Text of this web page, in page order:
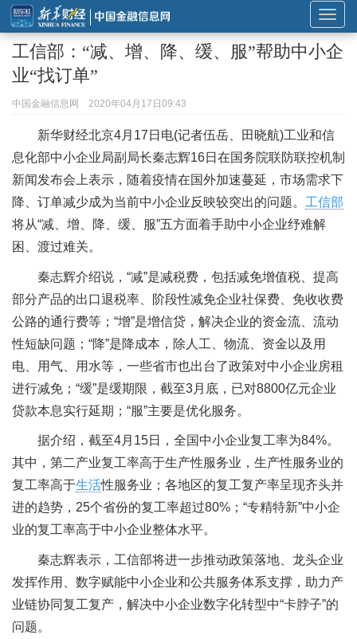
展
开
或
导
航
工信部：“减、增、降、缓、服”帮助中小企
业“找订单”
中国金融信息网 2020年04月17日09:43
新华财经北京4月17日电(记者伍岳、田晓航)工业和信
息化部中小企业局副局长秦志辉16日在国务院联防联控机制
新闻发布会上表示，随着疫情在国外加速蔓延，市场需求下
降、订单减少成为当前中小企业反映较突出的问题。 工信部
将从“减、增、降、缓、服”五方面着手助中小企业纾难解
困、渡过难关。
秦志辉介绍说，“减”是减税费，包括减免增值税、提高
部分产品的出口退税率、阶段性减免企业社保费、免收收费
公路的通行费等；“增”是增信贷，解决企业的资金流、流动
性短缺问题；“降”是降成本，除人工、物流、资金以及用
电、用气、用水等，一些省市也出台了政策对中小企业房租
进行减免；“缓”是缓期限，截至3月底，已对8800亿元企业
贷款本息实行延期；“服”主要是优化服务。
据介绍，截至4月15日，全国中小企业复工率为84%。
其中，第二产业复工率高于生产性服务业，生产性服务业的
复工率高于生活性服务业；各地区的复工复产率呈现齐头并
进的趋势，25个省份的复工率超过80%；“专精特新”中小企
业的复工率高于中小企业整体水平。
秦志辉表示，工信部将进一步推动政策落地、龙头企业
发挥作用、数字赋能中小企业和公共服务体系支撑，助力产
业链协同复工复产，解决中小企业数字化转型中“卡脖子”的
问题。